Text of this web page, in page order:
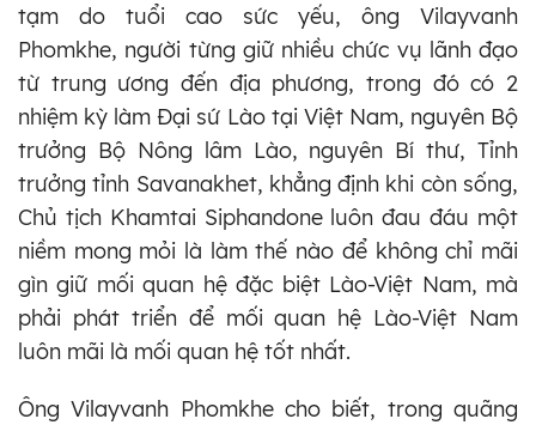
tạm do tuổi cao sức yếu, ông Vilayvanh
Phomkhe, người từng giữ nhiều chức vụ lãnh đạo
từ trung ương đến địa phương, trong đó có 2
nhiệm kỳ làm Đại sứ Lào tại Việt Nam, nguyên Bộ
trưởng Bộ Nông lâm Lào, nguyên Bí thư, Tỉnh
trưởng tỉnh Savanakhet, khẳng định khi còn sống,
Chủ tịch Khamtai Siphandone luôn đau đáu một
niềm mong mỏi là làm thế nào để không chỉ mãi
gìn giữ mối quan hệ đặc biệt Lào-Việt Nam, mà
phải phát triển để mối quan hệ Lào-Việt Nam
luôn mãi là mối quan hệ tốt nhất.
Ông Vilayvanh Phomkhe cho biết, trong quãng